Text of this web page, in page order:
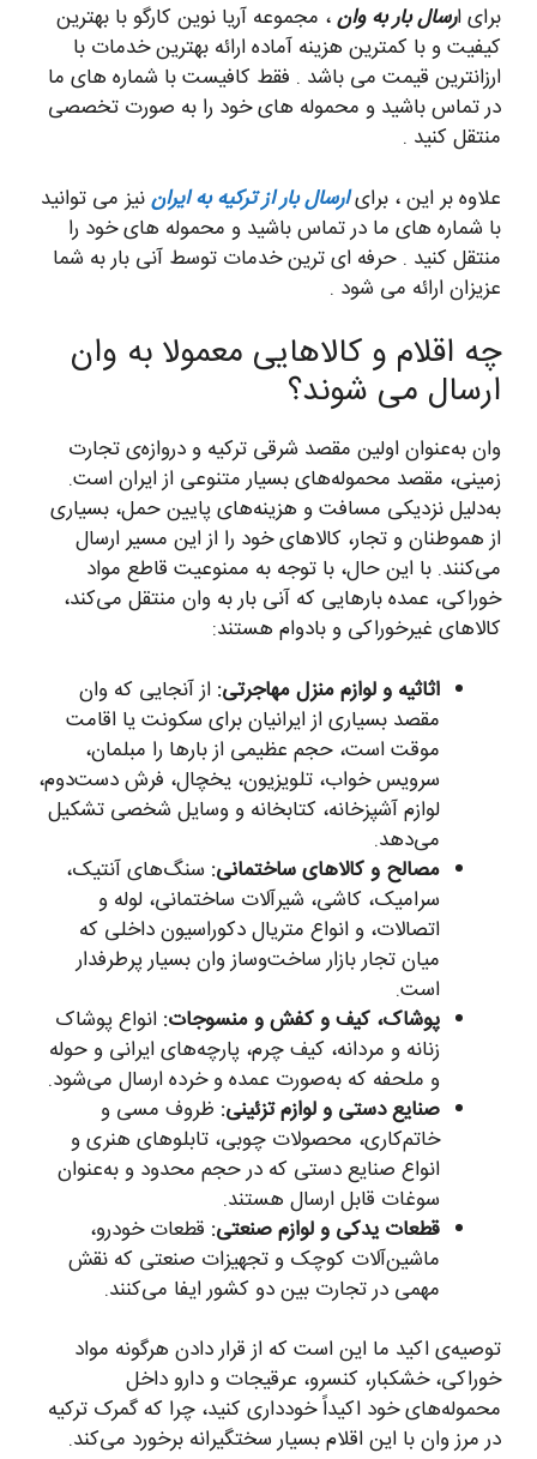
برای ارسال بار به وان، مجموعه آریا نوین کارگو با بهترین
کیفیت و با کمترین هزینه آماده ارائه بهترین خدمات با
ارزانترین قیمت می باشد . فقط کافیست با شماره های ما
در تماس باشید و محموله های خود را به صورت تخصصی
منتقل کنید .
علاوه بر این ، برایارسال بار از ترکیه به ایراننیز می توانید
با شماره های ما در تماس باشید و محموله های خود را
منتقل کنید . حرفه ای ترین خدمات توسط آنی بار به شما
عزیزان ارائه می شود .
چه اقلام و کالاهایی معمولا به وان
ارسال می شوند؟
وان به‌عنوان اولین مقصد شرقی ترکیه و دروازه‌ی تجارت
زمینی، مقصد محموله‌های بسیار متنوعی از ایران است.
به‌دلیل نزدیکی مسافت و هزینه‌های پایین حمل، بسیاری
از هموطنان و تجار، کالاهای خود را از این مسیر ارسال
می‌کنند. با این حال، با توجه به ممنوعیت قاطع مواد
خوراکی، عمده بارهایی که آنی بار به وان منتقل می‌کند،
کالاهای غیرخوراکی و بادوام هستند:
اثاثیه و لوازم منزل مهاجرتی: از آنجایی که وان
مقصد بسیاری از ایرانیان برای سکونت یا اقامت
موقت است، حجم عظیمی از بارها را مبلمان،
سرویس خواب، تلویزیون، یخچال، فرش دست‌دوم،
لوازم آشپزخانه، کتابخانه و وسایل شخصی تشکیل
می‌دهد.
مصالح و کالاهای ساختمانی: سنگ‌های آنتیک،
سرامیک، کاشی، شیرآلات ساختمانی، لوله و
اتصالات، و انواع متریال دکوراسیون داخلی که
میان تجار بازار ساخت‌وساز وان بسیار پرطرفدار
است.
پوشاک، کیف و کفش و منسوجات: انواع پوشاک
زنانه و مردانه، کیف چرم، پارچه‌های ایرانی و حوله
و ملحفه که به‌صورت عمده و خرده ارسال می‌شود.
صنایع دستی و لوازم تزئینی: ظروف مسی و
خاتم‌کاری، محصولات چوبی، تابلوهای هنری و
انواع صنایع دستی که در حجم محدود و به‌عنوان
سوغات قابل ارسال هستند.
قطعات یدکی و لوازم صنعتی: قطعات خودرو،
ماشین‌آلات کوچک و تجهیزات صنعتی که نقش
مهمی در تجارت بین دو کشور ایفا می‌کنند.
توصیه‌ی اکید ما این است که از قرار دادن هرگونه مواد
خوراکی، خشکبار، کنسرو، عرقیجات و دارو داخل
محموله‌های خود اکیداً خودداری کنید، چرا که گمرک ترکیه
در مرز وان با این اقلام بسیار سختگیرانه برخورد می‌کند.